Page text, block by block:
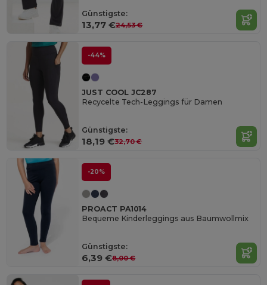
Günstigste:
13,77 €24,53 €
-44%
JUST COOL JC287
Recycelte Tech-Leggings für Damen
Günstigste:
18,19 €32,70 €
-20%
PROACT PA1014
Bequeme Kinderleggings aus Baumwollmix
Günstigste:
6,39 €8,00 €